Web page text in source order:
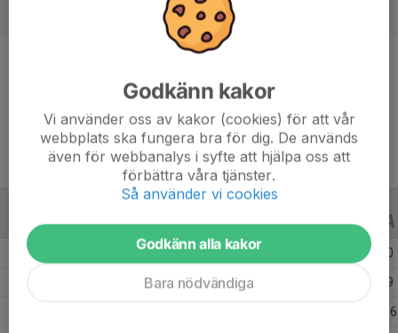
27 år
ALLA SERIER ALLA ÅR
Säsongen 25/26 0
9
16
Godkänn kakor
Vi använder oss av kakor (cookies) för att vår
webbplats ska fungera bra för dig. De används
även för webbanalys i syfte att hjälpa oss att
förbättra våra tjänster.
Så använder vi cookies
Godkänn alla kakor
Bara nödvändiga